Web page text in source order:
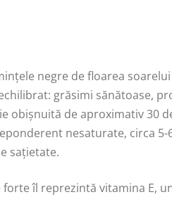
negre de floarea
grăsimi sănătoase,
obișnuită de aproximativ 30
nesaturate, circa
sațietate.
îl reprezintă vitamina E,